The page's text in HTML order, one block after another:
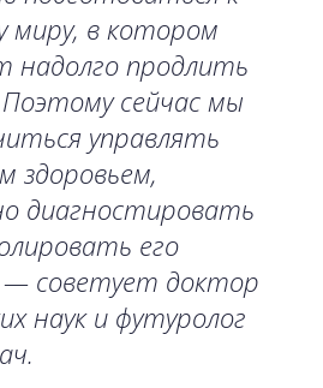
миру, в котором
надолго продлить
сейчас мы
управлять
здоровьем,
диагностировать
его
— советует доктор
наук и футуролог